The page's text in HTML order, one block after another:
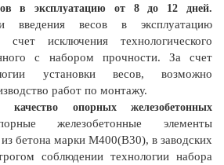
в эксплуатацию от 8 до 12 дней.
введения весов в эксплуатацию
счет исключения технологического
с набором прочности. За счет
установки весов, возможно
работ по монтажу.
качество опорных железобетонных
железобетонные элементы
из бетона марки М400(B30), в заводских
соблюдении технологии набора